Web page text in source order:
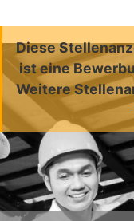
Diese
ist eine
Weitere